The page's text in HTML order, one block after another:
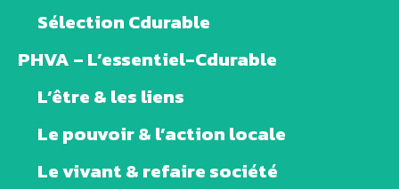
Sélection Cdurable
PHVA – L’essentiel-Cdurable
L’être & les liens
Le pouvoir & l’action locale
Le vivant & refaire société